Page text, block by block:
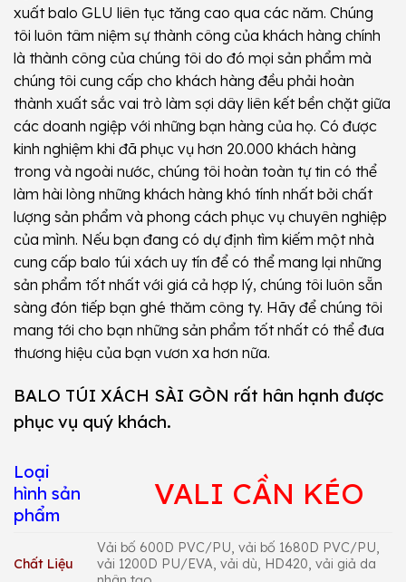
xuất balo GLU liên tục tăng cao qua các năm. Chúng
tôi luôn tâm niệm sự thành công của khách hàng chính
là thành công của chúng tôi do đó mọi sản phẩm mà
chúng tôi cung cấp cho khách hàng đều phải hoàn
thành xuất sắc vai trò làm sợi dây liên kết bền chặt giữa
các doanh ngiệp với những bạn hàng của họ. Có được
kinh nghiệm khi đã phục vụ hơn 20.000 khách hàng
trong và ngoài nước, chúng tôi hoàn toàn tự tin có thể
làm hài lòng những khách hàng khó tính nhất bởi chất
lượng sản phẩm và phong cách phục vụ chuyên nghiệp
của mình. Nếu bạn đang có dự định tìm kiếm một nhà
cung cấp balo túi xách uy tín để có thể mang lại những
sản phẩm tốt nhất với giá cả hợp lý, chúng tôi luôn sẵn
sàng đón tiếp bạn ghé thăm công ty. Hãy để chúng tôi
mang tới cho bạn những sản phẩm tốt nhất có thể đưa
thương hiệu của bạn vươn xa hơn nữa.
BALO TÚI XÁCH SÀI GÒN rất hân hạnh được
phục vụ quý khách.
Loại
hình sản
phẩm
VALI CẦN KÉO
Chất Liệu
Vải bố 600D PVC/PU, vải bố 1680D PVC/PU,
vải 1200D PU/EVA, vải dù, HD420, vải giả da